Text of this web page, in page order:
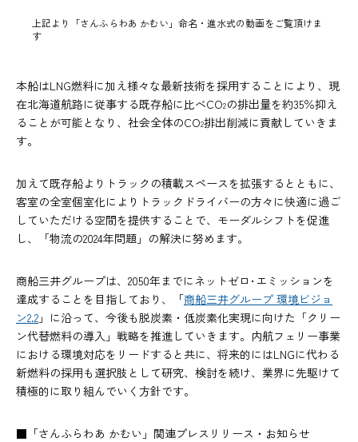
上記より「さんふらわあ かむい」命名・進水式の動画をご覧頂けま
す
本船はLNG燃料に加え様々な最新技術を採用することにより、現
在北海道航路に従事する既存船に比べCO2の排出量を約35％抑え
ることが可能となり、社会全体のCO2排出削減に貢献していきま
す。
加えて既存船よりトラックの積載スペースを拡張するとともに、
客室の全室個室化によりトラックドライバーの方々に快適に過ご
していただける空間を提供することで、モーダルシフトを促進
し、「物流の2024年問題」の解決に努めます。
商船三井グループは、2050年までにネットゼロ･エミッションを
達成することを目指しており、「商船三井グループ 環境ビジョ
ン2.2 」に沿って、今後も脱炭素・低炭素化実現に向けた「クリー
ン代替燃料の導入」戦略を推進していきます。内航フェリー事業
における環境対応をリードすると共に、将来的にはLNGに代わる
新燃料の採用も選択肢として研究、検討を続け、業界に先駆けて
積極的に取り組んでいく方針です。
■「さんふらわあ かむい」関連プレスリリース・お知らせ